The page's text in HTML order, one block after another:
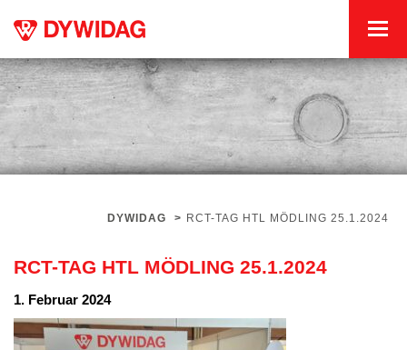
DYWIDAG > RCT-TAG HTL MÖDLING 25.1.2024
RCT-TAG HTL MÖDLING 25.1.2024
1. Februar 2024